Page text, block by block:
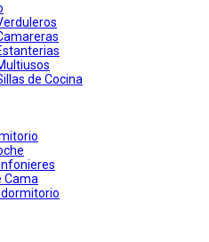
de Cocina
Cama